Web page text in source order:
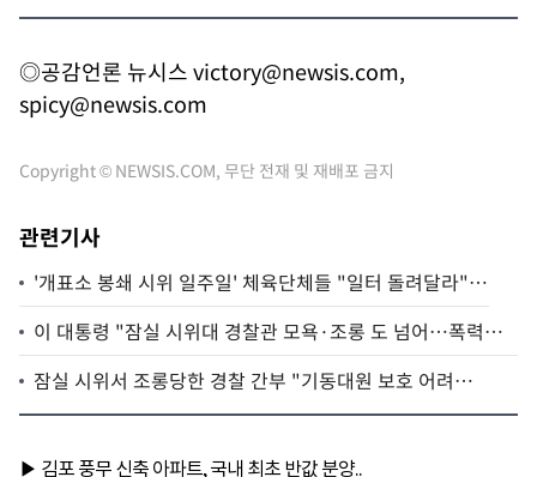
◎공감언론 뉴시스victory@newsis.com,
spicy@newsis.com
Copyright © NEWSIS.COM, 무단 전재 및 재배포 금지
관련기사
'개표소 봉쇄 시위 일주일' 체육단체들 "일터 돌려달라"
[뉴시스Pic]
이 대통령 "잠실 시위대 경찰관 모욕·조롱 도 넘어…폭력행
위 용인 안 돼"
잠실 시위서 조롱당한 경찰 간부 "기동대원 보호 어려
워…경권 회복해야"